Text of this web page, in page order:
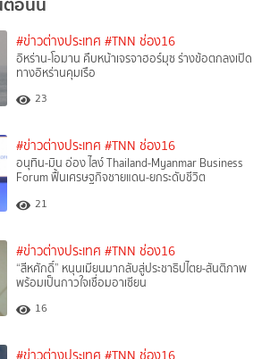
#ข่าวต่างประเทศ #TNN ช่อง16
อิหร่าน-โอมาน คืบหน้าเจรจาฮอร์มุซ ร่างข้อตกลงเปิด
ทางอิหร่านคุมเรือ
23
#ข่าวต่างประเทศ #TNN ช่อง16
อนุทิน-มิน อ่อง ไลง์ Thailand-Myanmar Business
Forum ฟื้นเศรษฐกิจชายแดน-ยกระดับชีวิต
21
#ข่าวต่างประเทศ #TNN ช่อง16
“สีหศักดิ์”​ หนุนเมียนมากลับสู่ประชาธิปไตย-สันติภาพ
พร้อมเป็นกาวใจเชื่อมอาเซียน
16